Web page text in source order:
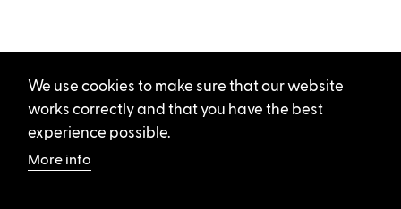
We use cookies to make sure that our website
works correctly and that you have the best
experience possible.
More info